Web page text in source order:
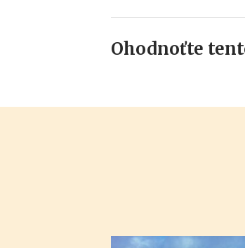
Ohodnoťte